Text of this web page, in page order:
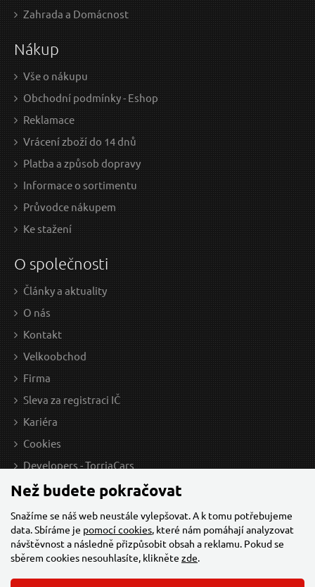
30 Kč / Ks
Skladem
19 Kč / Ks
15.7 Kč bez DPH
Zahrada a Domácnost
Nákup
Vše o nákupu
Obchodní podmínky - Eshop
Reklamace
Vrácení zboží do 14 dnů
Platba a způsob dopravy
Informace o sortimentu
Průvodce nákupem
Ke stažení
O společnosti
Články a aktuality
O nás
Kontakt
Velkoobchod
Firma
Sleva za registraci IČ
Kariéra
Cookies
Developers - TorriaCars
Než budete pokračovat
Snažíme se náš web neustále vylepšovat. A k tomu potřebujeme
data. Sbíráme je pomocí cookies, které nám pomáhají analyzovat
návštěvnost a následně přizpůsobit obsah a reklamu. Pokud se
sběrem cookies nesouhlasíte, klikněte zde.